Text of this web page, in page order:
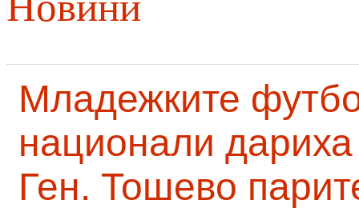
Младежките
национали
Ген. Тошево